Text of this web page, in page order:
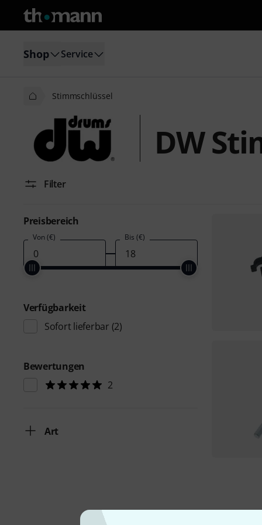
Shop Service
Stimmschlüssel
DW
Filter
Preisbereich
Von (€) Bis (€)
Verfügbarkeit
Sofort lieferbar (2)
Bewertungen
2
Art